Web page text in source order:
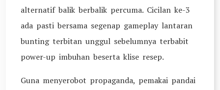
alternatif balik berbalik percuma. Cicilan ke-3
ada pasti bersama segenap gameplay lantaran
bunting terbitan unggul sebelumnya terbabit
power-up imbuhan beserta klise resep.
Guna menyerobot propaganda, pemakai pandai